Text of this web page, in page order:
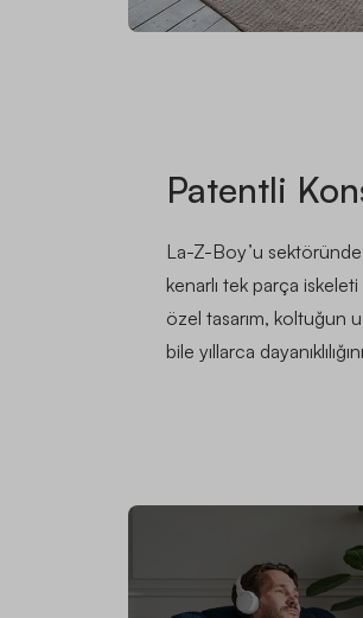
Patentli
La-Z-Boy’u
kenarlı tek parça iskeleti
özel tasarım, koltuğun
bile yıllarca